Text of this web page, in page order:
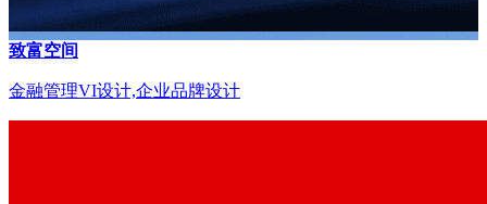
致富空间
金融管理VI设计,企业品牌设计